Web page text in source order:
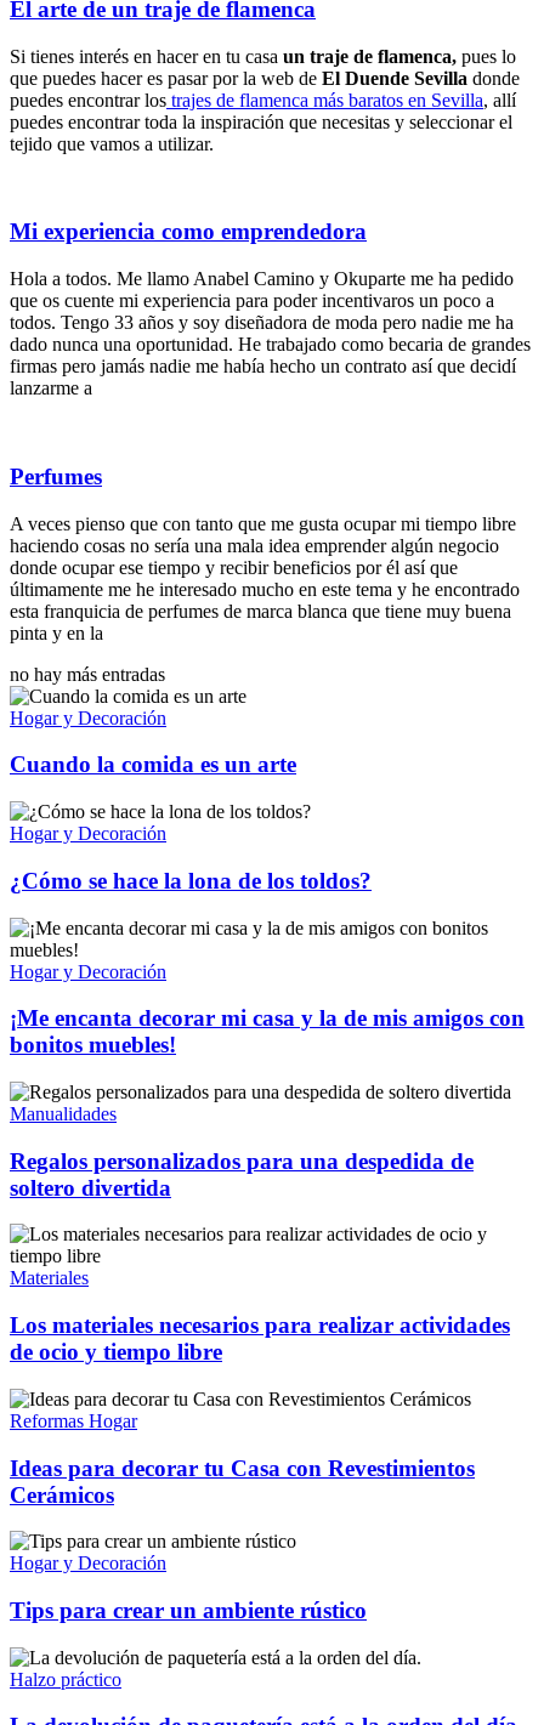
El arte de un traje de flamenca
Si tienes interés en hacer en tu casa un traje de flamenca, pues lo
que puedes hacer es pasar por la web de El Duende Sevilla donde
puedes encontrar los trajes de flamenca más baratos en Sevilla, allí
puedes encontrar toda la inspiración que necesitas y seleccionar el
tejido que vamos a utilizar.
Mi experiencia como emprendedora
Hola a todos. Me llamo Anabel Camino y Okuparte me ha pedido
que os cuente mi experiencia para poder incentivaros un poco a
todos. Tengo 33 años y soy diseñadora de moda pero nadie me ha
dado nunca una oportunidad. He trabajado como becaria de grandes
firmas pero jamás nadie me había hecho un contrato así que decidí
lanzarme a
Perfumes
A veces pienso que con tanto que me gusta ocupar mi tiempo libre
haciendo cosas no sería una mala idea emprender algún negocio
donde ocupar ese tiempo y recibir beneficios por él así que
últimamente me he interesado mucho en este tema y he encontrado
esta franquicia de perfumes de marca blanca que tiene muy buena
pinta y en la
no hay más entradas
Hogar y Decoración
Cuando la comida es un arte
Hogar y Decoración
¿Cómo se hace la lona de los toldos?
Hogar y Decoración
¡Me encanta decorar mi casa y la de mis amigos con
bonitos muebles!
Manualidades
Regalos personalizados para una despedida de
soltero divertida
Materiales
Los materiales necesarios para realizar actividades
de ocio y tiempo libre
Reformas Hogar
Ideas para decorar tu Casa con Revestimientos
Cerámicos
Hogar y Decoración
Tips para crear un ambiente rústico
Halzo práctico